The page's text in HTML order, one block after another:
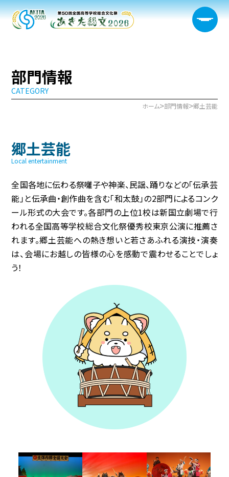
大会概要
生徒実行委員会
宿泊サポート
協賛企業
観光情報
資料ダウンロード
広報デザイン・デザインガイド
サイトポリシー
リンク集
ホーム>部門情報>郷土芸能
部門情報
CATEGORY
郷土芸能
Local entertainment
全国各地に伝わる祭囃子や神楽、民謡、踊りなどの「伝承芸
能」と伝承曲・創作曲を含む「和太鼓」の2部門によるコンク
ール形式の大会です。各部門の上位1校は新国立劇場で行
われる全国高等学校総合文化祭優秀校東京公演に推薦さ
れます。郷土芸能への熱き想いと若さあふれる演技・演奏
は、会場にお越しの皆様の心を感動で震わせることでしょ
う！